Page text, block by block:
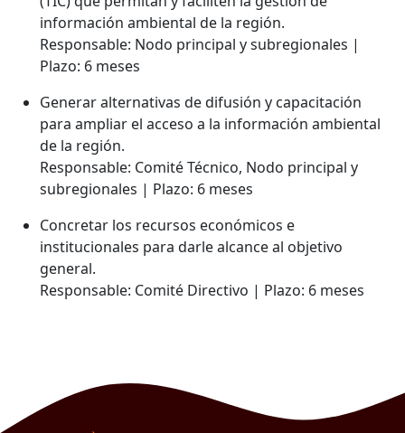
información ambiental de la región.
Responsable: Nodo principal y subregionales |
Plazo: 6 meses
Generar alternativas de difusión y capacitación
para ampliar el acceso a la información ambiental
de la región.
Responsable: Comité Técnico, Nodo principal y
subregionales | Plazo: 6 meses
Concretar los recursos económicos e
institucionales para darle alcance al objetivo
general.
Responsable: Comité Directivo | Plazo: 6 meses